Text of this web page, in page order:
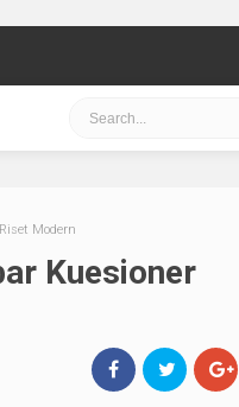
Modern
Kuesioner